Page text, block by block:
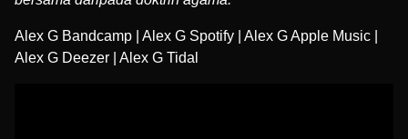
Alex G Bandcamp Alex G Spotify Alex G Apple Music
Alex G Deezer
Alex G Tidal